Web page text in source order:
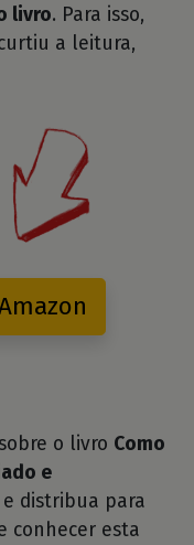
livro. Para isso,
a leitura,
o livro Como
e
e distribua para
conhecer esta